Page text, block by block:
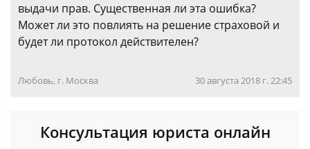
выдачи прав. Существенная ли эта ошибка?
Может ли это повлиять на решение страховой и
будет ли протокол действителен?
Любовь, г. Москва 30 августа 2018 г. 22:45
Консультация юриста онлайн